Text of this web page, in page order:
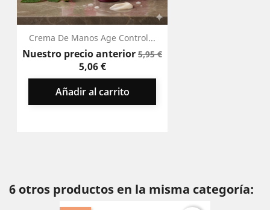
Crema De Manos Age Control...
Nuestro precio anteriorPrecio
5,95 €Precio
5,06 €
Añadir al carrito
6 otros productos en la misma categoría: